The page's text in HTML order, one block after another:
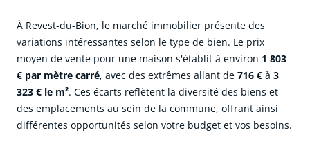
À Revest-du-Bion, le marché immobilier présente des
variations intéressantes selon le type de bien. Le prix
moyen de vente pour une maison s'établit à environ 1 803
€ par mètre carré, avec des extrêmes allant de 716 € à 3
323 € le m². Ces écarts reflètent la diversité des biens et
des emplacements au sein de la commune, offrant ainsi
différentes opportunités selon votre budget et vos besoins.